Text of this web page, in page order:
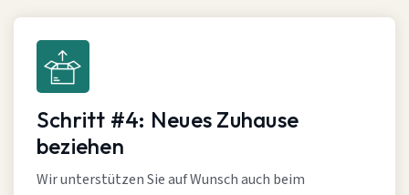
Schritt #4: Neues Zuhause
beziehen
Wir unterstützen Sie auf Wunsch auch beim